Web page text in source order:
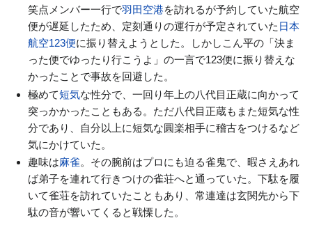
笑点メンバー一行で羽田空港を訪れるが予約していた航空
便が遅延したため、定刻通りの運行が予定されていた 日本
航空123便に振り替えようとした。しかしこん平の「決ま
った便でゆったり行こうよ」の一言で123便に振り替えな
かったことで事故を回避した。
極めて短気な性分で、一回り年上の八代目正蔵に向かって
突っかかったこともある。ただ八代目正蔵もまた短気な性
分であり、自分以上に短気な圓楽相手に稽古をつけるなど
気にかけていた。
趣味は麻雀。その腕前はプロにも迫る雀鬼で、暇さえあれ
ば弟子を連れて行きつけの雀荘へと通っていた。下駄を履
いて雀荘を訪れていたこともあり、常連達は玄関先から下
駄の音が響いてくると戦慄した。